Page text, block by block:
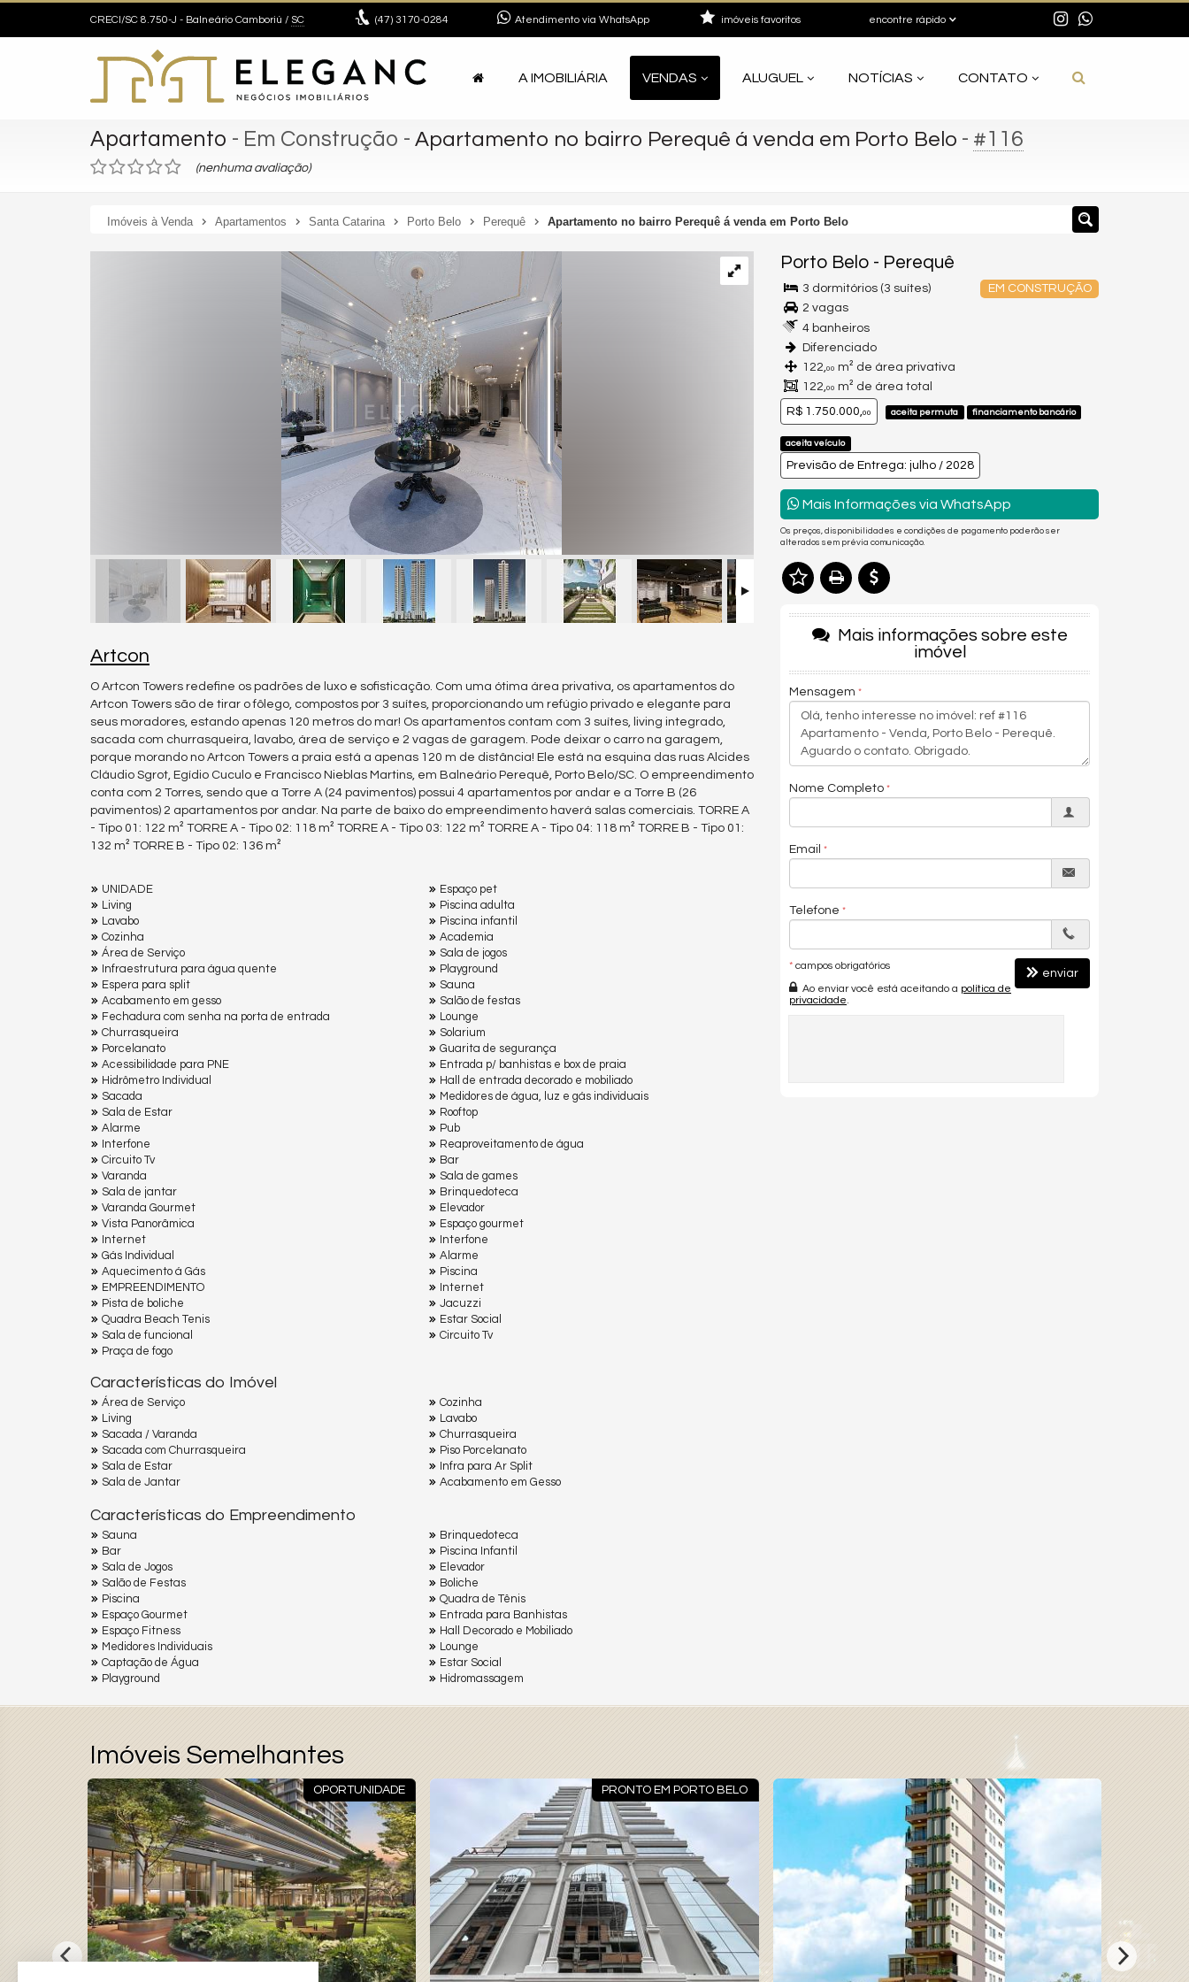
CRECI/SC 8.750-J - Balneário Camboriú / SC (47) 3170-0284 Atendimento via WhatsApp encontre rápido
imóveis favoritos
A IMOBILIÁRIA VENDAS ALUGUEL NOTÍCIAS CONTATO
Apartamento - Em Construção - Apartamento no bairro Perequê á venda em Porto Belo - #116
(nenhuma avaliação)
Imóveis à Venda Apartamentos Santa Catarina Porto Belo Perequê Apartamento no bairro Perequê á venda em Porto Belo
Artcon
O Artcon Towers redefine os padrões de luxo e sofisticação. Com uma ótima área privativa, os apartamentos do
Artcon Towers são de tirar o fôlego, compostos por 3 suítes, proporcionando um refúgio privado e elegante para
seus moradores, estando apenas 120 metros do mar! Os apartamentos contam com 3 suítes, living integrado,
sacada com churrasqueira, lavabo, área de serviço e 2 vagas de garagem. Pode deixar o carro na garagem,
porque morando no Artcon Towers a praia está a apenas 120 m de distância! Ele está na esquina das ruas Alcides
Cláudio Sgrot, Egídio Cuculo e Francisco Nieblas Martins, em Balneário Perequê, Porto Belo/SC. O empreendimento
conta com 2 Torres, sendo que a Torre A (24 pavimentos) possui 4 apartamentos por andar e a Torre B (26
pavimentos) 2 apartamentos por andar. Na parte de baixo do empreendimento haverá salas comerciais. TORRE A
- Tipo 01: 122 m² TORRE A - Tipo 02: 118 m² TORRE A - Tipo 03: 122 m² TORRE A - Tipo 04: 118 m² TORRE B - Tipo 01:
132 m² TORRE B - Tipo 02: 136 m²
UNIDADE
Living
Lavabo
Cozinha
Área de Serviço
Infraestrutura para água quente
Espera para split
Acabamento em gesso
Fechadura com senha na porta de entrada
Churrasqueira
Porcelanato
Acessibilidade para PNE
Hidrômetro Individual
Sacada
Sala de Estar
Alarme
Interfone
Circuito Tv
Varanda
Sala de jantar
Varanda Gourmet
Vista Panorâmica
Internet
Gás Individual
Aquecimento á Gás
EMPREENDIMENTO
Pista de boliche
Quadra Beach Tenis
Sala de funcional
Praça de fogo
Espaço pet
Piscina adulta
Piscina infantil
Academia
Sala de jogos
Playground
Sauna
Salão de festas
Lounge
Solarium
Guarita de segurança
Entrada p/ banhistas e box de praia
Hall de entrada decorado e mobiliado
Medidores de água, luz e gás individuais
Rooftop
Pub
Reaproveitamento de água
Bar
Sala de games
Brinquedoteca
Elevador
Espaço gourmet
Interfone
Alarme
Piscina
Internet
Jacuzzi
Estar Social
Circuito Tv
Características do Imóvel
Área de Serviço
Living
Sacada / Varanda
Sacada com Churrasqueira
Sala de Estar
Sala de Jantar
Cozinha
Lavabo
Churrasqueira
Piso Porcelanato
Infra para Ar Split
Acabamento em Gesso
Características do Empreendimento
Sauna
Bar
Sala de Jogos
Salão de Festas
Piscina
Espaço Gourmet
Espaço Fitness
Medidores Individuais
Captação de Água
Playground
Brinquedoteca
Piscina Infantil
Elevador
Boliche
Quadra de Tênis
Entrada para Banhistas
Hall Decorado e Mobiliado
Lounge
Estar Social
Hidromassagem
Porto Belo - Perequê
EM CONSTRUÇÃO
3 dormitórios (3 suítes)
2 vagas
4 banheiros
Diferenciado
122,00 m² de área privativa
122,00 m² de área total
R$ 1.750.000,00 aceita permuta financiamento bancário
aceita veículo
Previsão de Entrega: julho / 2028
Mais Informações via WhatsApp
Os preços, disponibilidades e condições de pagamento poderão ser
alterados sem prévia comunicação.
Mais informações sobre este
imóvel
Mensagem
Nome Completo
Email
Telefone
* campos obrigatórios
Ao enviar você está aceitando a política de
privacidade.
enviar
Imóveis Semelhantes
OPORTUNIDADE PRONTO EM PORTO BELO